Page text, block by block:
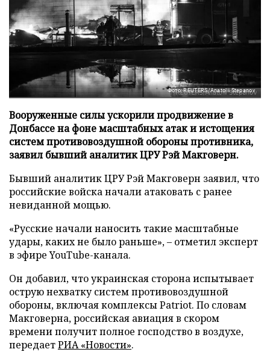
Фото: REUTERS/Anatolii Stepanov
Вооруженные силы ускорили продвижение в
Донбассе на фоне масштабных атак и истощения
систем противовоздушной обороны противника,
заявил бывший аналитик ЦРУ Рэй Макговерн.
Бывший аналитик ЦРУ Рэй Макговерн заявил, что
российские войска начали атаковать с ранее
невиданной мощью.
«Русские начали наносить такие масштабные
удары, каких не было раньше», – отметил эксперт
в эфире YouTube-канала.
Он добавил, что украинская сторона испытывает
острую нехватку систем противовоздушной
обороны, включая комплексы Patriot. По словам
Макговерна, российская авиация в скором
времени получит полное господство в воздухе,
передаетРИА «Новости».